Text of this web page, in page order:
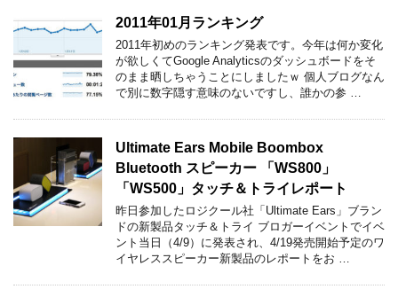
2011年01月ランキング
2011年初めのランキング発表です。今年は何か変化
が欲しくてGoogle Analyticsのダッシュボードをそ
のまま晒しちゃうことにしましたｗ 個人ブログなん
で別に数字隠す意味のないですし、誰かの参 …
Ultimate Ears Mobile Boombox
Bluetooth スピーカー 「WS800」
「WS500」タッチ＆トライレポート
昨日参加したロジクール社「Ultimate Ears」ブラン
ドの新製品タッチ＆トライ ブロガーイベントでイベ
ント当日（4/9）に発表され、4/19発売開始予定のワ
イヤレススピーカー新製品のレポートをお …